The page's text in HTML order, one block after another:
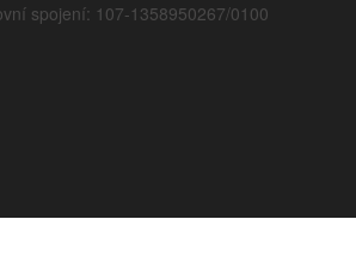
spojení: 107-1358950267/0100